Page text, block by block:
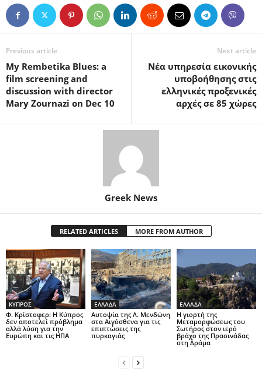
Previous article
My Rembetika Blues: a
film screening and
discussion with director
Mary Zournazi on Dec 10
Next article
Νέα υπηρεσία εικονικής
υποβοήθησης στις
ελληνικές προξενικές
αρχές σε 85 χώρες
Greek News
RELATED ARTICLES MORE FROM AUTHOR
ΚΥΠΡΟΣ
Φ. Κρίστοφερ: Η Κύπρος
δεν αποτελεί πρόβλημα
αλλά λύση για την
Ευρώπη και τις ΗΠΑ
ΕΛΛΑΔΑ
Αυτοψία της Λ. Μενδώνη
στα Αιγόσθενα για τις
επιπτώσεις της
πυρκαγιάς
ΕΛΛΑΔΑ
Η γιορτή της
Μεταμορφώσεως του
Σωτήρος στον ιερό
βράχο της Πρασινάδας
στη Δράμα